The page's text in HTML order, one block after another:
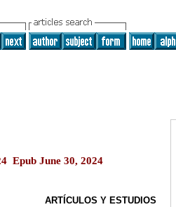
Epub June 30, 2024
ARTÍCULOS Y ESTUDIOS